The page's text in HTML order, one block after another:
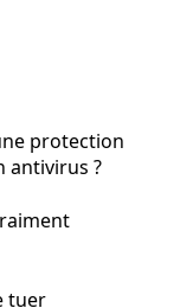
protection
antivirus ?
tuer